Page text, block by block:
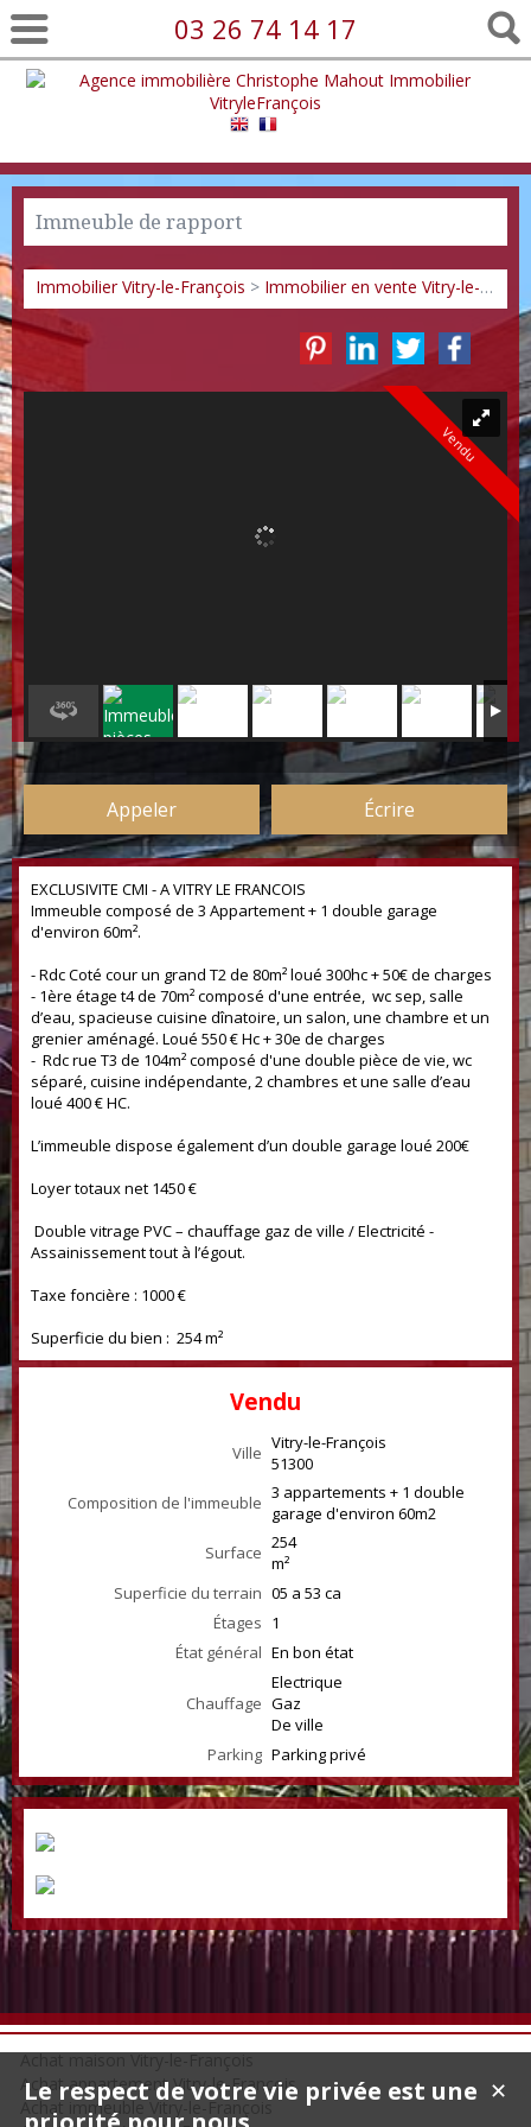
03 26 74 14 17
Immeuble de rapport
Immobilier Vitry-le-François > Immobilier en vente Vitry-le-François
Vendu
Appeler Écrire
EXCLUSIVITE CMI - A VITRY LE FRANCOIS
Immeuble composé de 3 Appartement + 1 double garage
d'environ 60m².
- Rdc Coté cour un grand T2 de 80m² loué 300hc + 50€ de charges
- 1ère étage t4 de 70m² composé d'une entrée, wc sep, salle
d’eau, spacieuse cuisine dînatoire, un salon, une chambre et un
grenier aménagé. Loué 550 € Hc + 30e de charges
- Rdc rue T3 de 104m² composé d'une double pièce de vie, wc
séparé, cuisine indépendante, 2 chambres et une salle d’eau
loué 400 € HC.
L’immeuble dispose également d’un double garage loué 200€
Loyer totaux net 1450 €
Double vitrage PVC – chauffage gaz de ville / Electricité -
Assainissement tout à l’égout.
Taxe foncière : 1000 €
Superficie du bien : 254 m²
Vendu
Ville Vitry-le-François
51300
Composition de l'immeuble 3 appartements + 1 double
garage d'environ 60m2
Surface 254
m²
Superficie du terrain 05 a 53 ca
Étages 1
État général En bon état
Chauffage
Electrique
Gaz
De ville
Parking Parking privé
Achat maison Vitry-le-François
Achat appartement Vitry-le-François
Achat immeuble Vitry-le-François
✕
Le respect de votre vie privée est une